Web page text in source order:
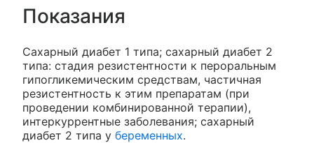
Показания
Сахарный диабет 1 типа; сахарный диабет 2
типа: стадия резистентности к пероральным
гипогликемическим средствам, частичная
резистентность к этим препаратам (при
проведении комбинированной терапии),
интеркуррентные заболевания; сахарный
диабет 2 типа у беременных.